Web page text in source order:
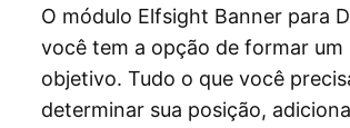
O módulo Elfsight Banner para
você tem a opção de formar
objetivo. Tudo o que você
determinar sua posição,